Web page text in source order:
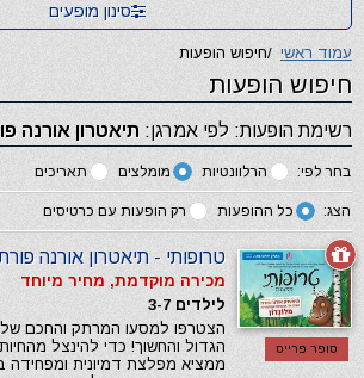
סינון מופעים
עמוד ראשי /חיפוש הופעות
חיפוש הופעות
רשימת הופעות: לפי אמרגן: תיאטרון אורנה
בחר לפי: הרלוונטיות מומלצים תאריכים
הצג: כל ההופעות רק הופעות עם כרטיסים
סופר פרייס
טרופותי - תיאטרון אורנה
מכירה מוקדמת, מחיר מיוחד
לילדים 3-7
הצטרפו למסעו המרתק והחכם
הגדול והחשוך! כדי להינצל
ממציא מפלצת דמיונית ומפחידה